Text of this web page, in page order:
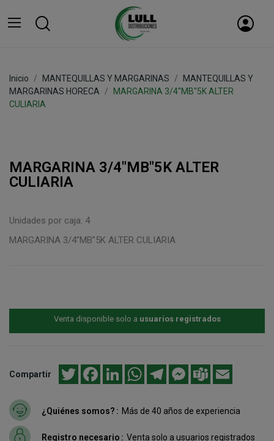
Inicio MANTEQUILLAS Y MARGARINAS
MANTEQUILLAS Y
MARGARINAS HORECA
MARGARINA 3/4"MB"5K ALTER
CULIARIA
MARGARINA 3/4"MB"5K ALTER
CULIARIA
Unidades por caja: 4
MARGARINA 3/4"MB"5K ALTER CULIARIA
Venta disponible solo a usuarios registrados
Compartir Twitter FacebookLinkedInWhatsAppTelegramMessenger
Teams
¿Quiénes somos? Más de 40 años de experiencia
Registro necesario Venta solo a usuarios registrados